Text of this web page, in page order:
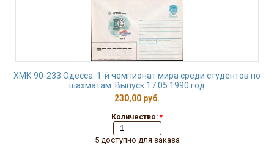
ХМК 90-233 Одесса. 1-й чемпионат мира среди студентов по
шахматам. Выпуск 17.05.1990 год
230,00 руб.
Количество: *
5 доступно для заказа